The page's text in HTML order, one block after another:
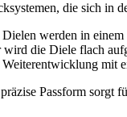
die sich in
werden in einem
die Diele flach
mit
Passform sorgt